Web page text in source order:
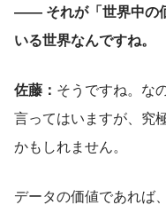
―― それが「世界中の
いる世界なんですね。
佐藤： そうですね。な
言ってはいますが、究
かもしれません。
データの価値であれば